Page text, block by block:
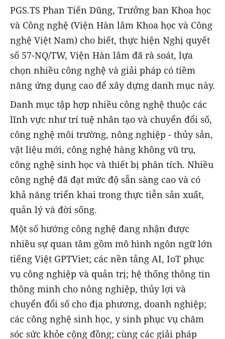
PGS.TS Phan Tiến Dũng, Trưởng ban Khoa học
và Công nghệ (Viện Hàn lâm Khoa học và Công
nghệ Việt Nam) cho biết, thực hiện Nghị quyết
số 57-NQ/TW, Viện Hàn lâm đã rà soát, lựa
chọn nhiều công nghệ và giải pháp có tiềm
năng ứng dụng cao để xây dựng danh mục này.
Danh mục tập hợp nhiều công nghệ thuộc các
lĩnh vực như trí tuệ nhân tạo và chuyển đổi số,
công nghệ môi trường, nông nghiệp - thủy sản,
vật liệu mới, công nghệ hàng không vũ trụ,
công nghệ sinh học và thiết bị phân tích. Nhiều
công nghệ đã đạt mức độ sẵn sàng cao và có
khả năng triển khai trong thực tiễn sản xuất,
quản lý và đời sống.
Một số hướng công nghệ đang nhận được
nhiều sự quan tâm gồm mô hình ngôn ngữ lớn
tiếng Việt GPTViet; các nền tảng AI, IoT phục
vụ công nghiệp và quản trị; hệ thống thông tin
thông minh cho nông nghiệp, thủy lợi và
chuyển đổi số cho địa phương, doanh nghiệp;
các công nghệ sinh học, y sinh phục vụ chăm
sóc sức khỏe cộng đồng; cùng các giải pháp